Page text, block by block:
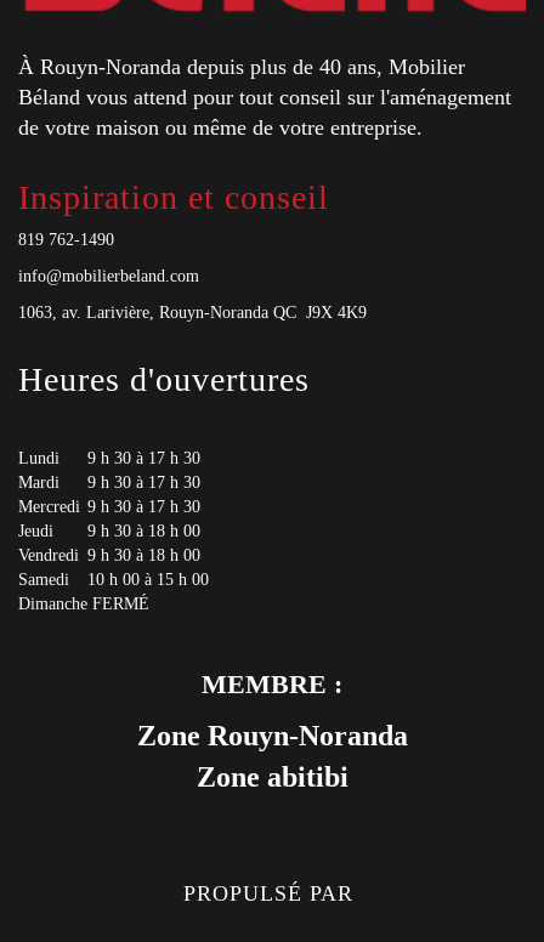
À Rouyn-Noranda depuis plus de 40 ans, Mobilier
Béland vous attend pour tout conseil sur l'aménagement
de votre maison ou même de votre entreprise.
Inspiration et conseil
819 762-1490
info@mobilierbeland.com
1063, av. Larivière, Rouyn-Noranda QC J9X 4K9
Heures d'ouvertures
Lundi
9 h 30 à 17 h 30
Mardi
9 h 30 à 17 h 30
Mercredi 9 h 30 à 17 h 30
Jeudi
9 h 30 à 18 h 00
Vendredi 9 h 30 à 18 h 00
Samedi
10 h 00 à 15 h 00
Dimanche FERMÉ
MEMBRE :
Zone Rouyn-Noranda
Zone abitibi
PROPULSÉ PAR